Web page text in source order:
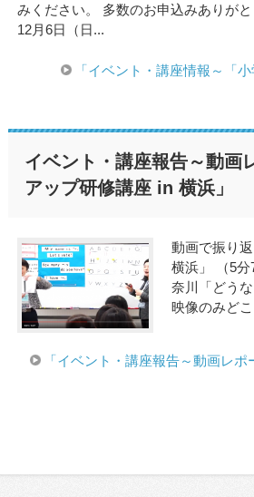
みください。 多数のお申込みありが
12月6日（日...
「イベント・講座情報～「
イベント・講座報告～動画
アップ研修講座 in 横浜」
動画で振り
横浜」 （5
奈川「どう
映像のみど
「イベント・講座報告～動画レ